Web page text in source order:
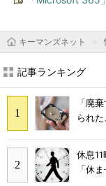
キーマンズネット
記事ランキング
「廃
られ
休息
「休ま